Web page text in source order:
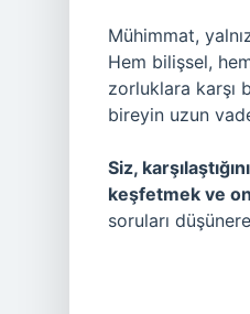
Mühimmat,
Hem bilişsel,
zorluklara karşı
bireyin uzun
Siz,
keşfetmek ve
soruları